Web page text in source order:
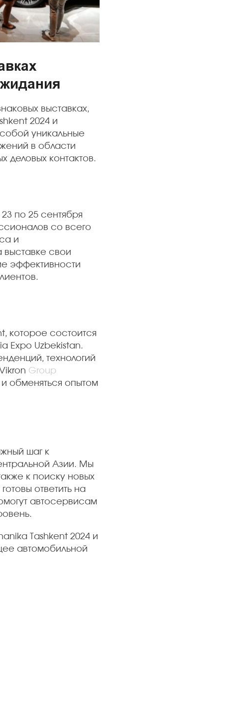
выставках,
2024 и
уникальные
в области
деловых контактов.
по 25 сентября
со всего
и
выставке свои
эффективности
которое состоится
Expo Uzbekistan.
технологий
Group
обменяться опытом
шаг к
Азии. Мы
к поиску новых
ответить на
автосервисам
Tashkent 2024 и
автомобильной